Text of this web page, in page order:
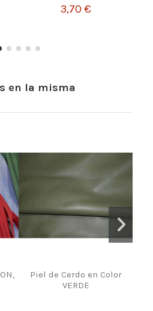
3,70 €
en la misma
Piel de Cerdo en Color
VERDE